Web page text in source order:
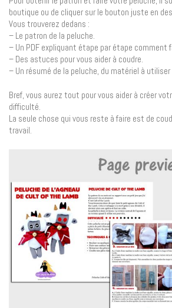
boutique ou de cliquer sur le bouton juste en
Vous trouverez dedans :
– Le patron de la peluche.
– Un PDF expliquant étape par étape comment
– Des astuces pour vous aider à coudre.
– Un résumé de la peluche, du matériel à
Bref, vous aurez tout pour vous aider à créer
difficulté.
La seule chose qui vous reste à faire est de
travail.